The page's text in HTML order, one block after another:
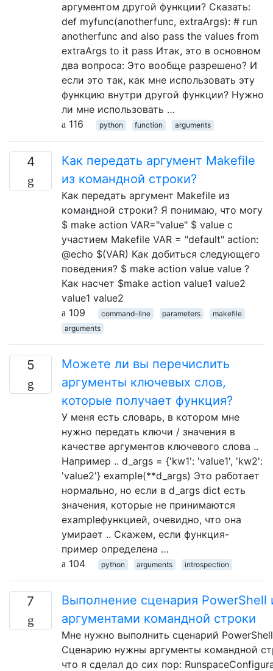
аргументом другой функции? Сказать:
def myfunc(anotherfunc, extraArgs): # run
anotherfunc and also pass the values from
extraArgs to it pass Итак, это в основном
два вопроса: Это вообще разрешено? И
если это так, как мне использовать эту
функцию внутри другой функции? Нужно
ли мне использовать …
116
python function arguments
4
Как передать аргумент Makefile
из командной строки?
Как передать аргумент Makefile из
командной строки? Я понимаю, что могу
$ make action VAR="value" $ value с
участием Makefile VAR = "default" action:
@echo $(VAR) Как добиться следующего
поведения? $ make action value value ?
Как насчет $make action value1 value2
value1 value2
109
command-line parameters
makefile
arguments
5
Можете ли вы перечислить
аргументы ключевых слов,
которые получает функция?
У меня есть словарь, в котором мне
нужно передать ключи / значения в
качестве аргументов ключевого слова ..
Например .. d_args = {'kw1': 'value1', 'kw2':
'value2'} example(**d_args) Это работает
нормально, но если в d_args dict есть
значения, которые не принимаются
exampleфункцией, очевидно, что она
умирает .. Скажем, если функция-
пример определена …
104
python arguments introspection
7
Выполнение сценария PowerShell
аргументами командной строки
Мне нужно выполнить сценарий
Сценарию нужны аргументы командной
что я сделал до сих пор: